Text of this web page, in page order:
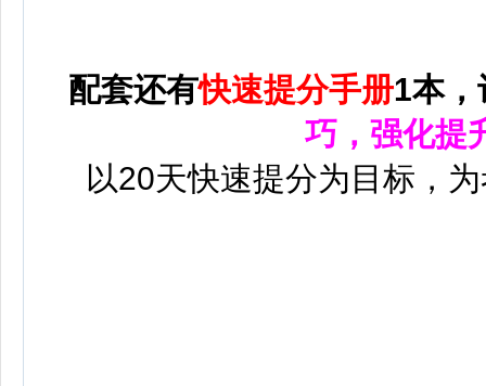
配套还有快速提分手册1本，
巧，强化提
以20天快速提分为目标，